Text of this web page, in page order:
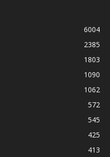
6004
2385
1803
1090
1062
572
545
425
413